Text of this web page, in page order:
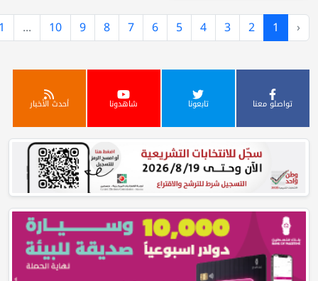
3
4
5
6
7
8
9
10
91
تابعونا شاهدونا أحدث الأخبار